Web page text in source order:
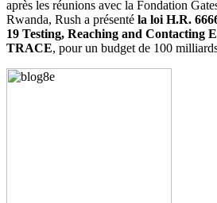
après les réunions avec la Fondation
Rwanda, Rush a présenté la loi H.R.
19 Testing, Reaching and Contacting
TRACE, pour un budget de 100